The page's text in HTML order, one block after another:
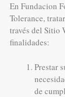
En Fundacion
Tolerance,
través del Sitio
finalidades:
Prestar
de